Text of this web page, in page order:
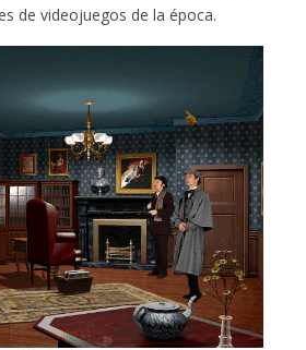
de videojuegos de la época.